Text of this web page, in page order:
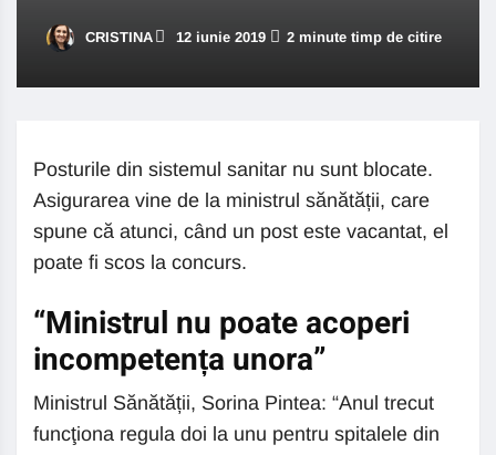
CRISTINA 12 iunie 2019 2 minute timp de citire
Posturile din sistemul sanitar nu sunt blocate.
Asigurarea vine de la ministrul sănătății, care
spune că atunci, când un post este vacantat, el
poate fi scos la concurs.
“Ministrul nu poate acoperi
incompetența unora”
Ministrul Sănătății, Sorina Pintea: “Anul trecut
funcţiona regula doi la unu pentru spitalele din